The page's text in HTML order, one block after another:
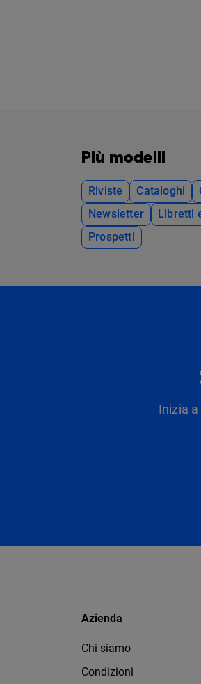
Più modelli
Riviste Cataloghi
Newsletter
Libretti
Prospetti
Inizia
Azienda
Chi siamo
Condizioni